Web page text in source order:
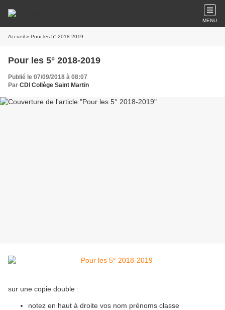
MENU
Accueil » Pour les 5° 2018-2019
Pour les 5° 2018-2019
Publié le 07/09/2018 à 08:07
Par CDI Collège Saint Martin
sur une copie double :
notez en haut à droite vos nom prénoms classe